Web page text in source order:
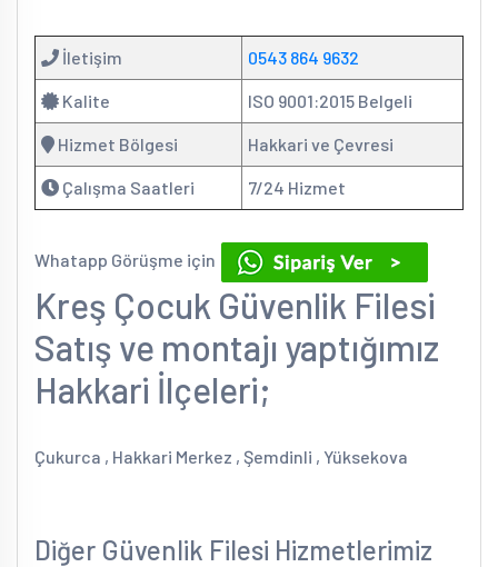
İletişim 0543 864 9632
Kalite ISO 9001:2015 Belgeli
Hizmet Bölgesi Hakkari ve Çevresi
Çalışma Saatleri 7/24 Hizmet
Whatapp Görüşme için
Kreş Çocuk Güvenlik Filesi
Satış ve montajı yaptığımız
Hakkari İlçeleri;
Çukurca , Hakkari Merkez , Şemdinli , Yüksekova
Diğer Güvenlik Filesi Hizmetlerimiz